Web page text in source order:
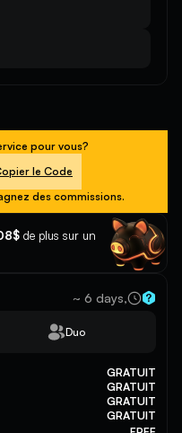
pour vous?
le Code
des commissions.
de plus sur un
~ 6 days,
Duo
GRATUIT
GRATUIT
GRATUIT
GRATUIT